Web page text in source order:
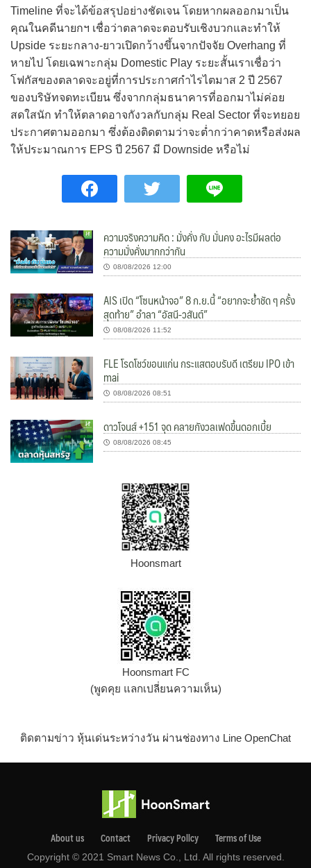
Timeline ที่จะได้ข้อสรุปอย่างชัดเจน โดยหากผลออกมาเป็น
คุณในคดีนายกฯ เชื่อว่าตลาดจะตอบรับเชิงบวกและทำให้
Upside ระยะกลาง-ยาวเปิดกว้างขึ้นจากปัจจัย Overhang ที่
หายไป โดยเฉพาะกลุ่ม Domestic Play ระยะสั้นเราเชื่อว่า
โฟกัสของตลาดจะอยู่ที่การประกาศกำไรไตมาส 2 ปี 2567
ของบริษัทจดทะเบียน ซึ่งจากกลุ่มธนาคารที่ออกมาไม่ค่อย
สดใสนัก ทำให้ตลาดอาจกังวลกับกลุ่ม Real Sector ที่จะทยอย
ประกาศตามออกมา ซึ่งต้องติดตามว่าจะต่ำกว่าคาดหรือส่งผล
ให้ประมาณการ EPS ปี 2567 มี Downside หรือไม่
ความจริงความคิด : มั่งคั่ง กับ มั่นคง อะไรมีผลต่อ
ความมั่งคั่งมากกว่ากัน
08/08/2026 12:00
AIS เปิด “โซนหน้าจอ” 8 ก.ย.นี้ “อยากจะย้ำชัด ๆ ครั้ง
สุดท้าย” อำลา “อัสนี-วสันต์”
08/08/2026 11:52
FLE โรดโชว์ขอนแก่น กระแสตอบรับดี เตรียม IPO เข้า
mai
08/08/2026 08:51
ดาวโจนส์ +151 จุด คลายกังวลเฟดขึ้นดอกเบี้ย
08/08/2026 08:45
Hoonsmart
Hoonsmart FC
(พูดคุย แลกเปลี่ยนความเห็น)
ติดตามข่าว หุ้นเด่นระหว่างวัน ผ่านช่องทาง Line OpenChat
About us Contact Privacy Pollcy Terms of Use
Copyright © 2021 Smart News Co., Ltd. All rights reserved.